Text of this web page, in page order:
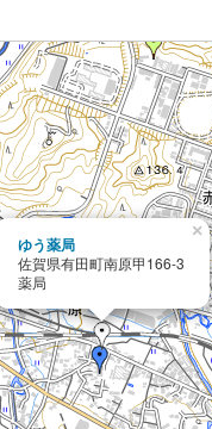
ゆう薬局
佐賀県有田町南原甲166-3
薬局
×